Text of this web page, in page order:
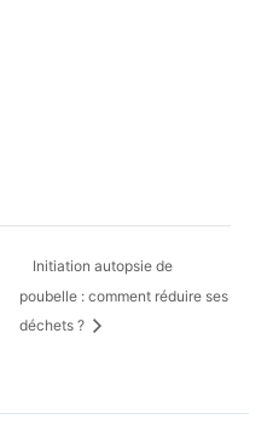
Initiation autopsie de
poubelle : comment réduire ses
déchets ?